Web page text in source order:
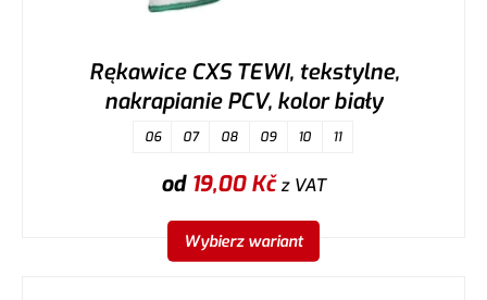
Rękawice CXS TEWI, tekstylne,
nakrapianie PCV, kolor biały
06 07 08 09 10 11
od 19,00Kčz VAT
Wybierz wariant